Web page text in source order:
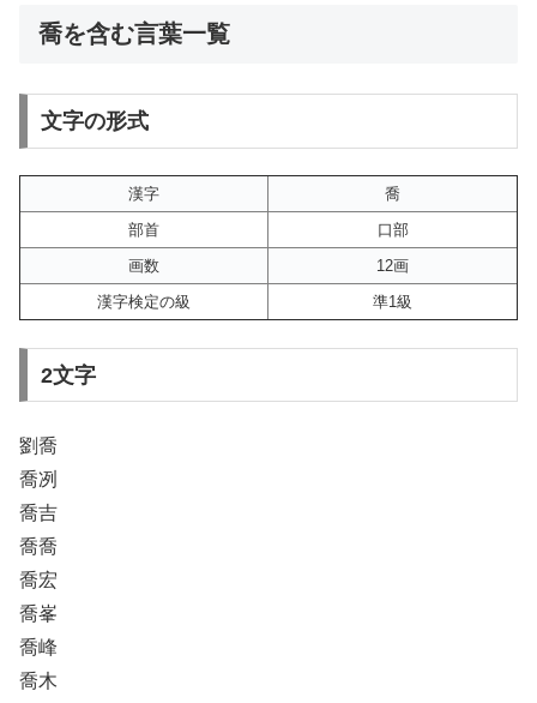
喬を含む言葉一覧
文字の形式
漢字
喬
部首
口部
画数
12画
漢字検定の級
準1級
2文字
劉喬
喬冽
喬吉
喬喬
喬宏
喬峯
喬峰
喬木